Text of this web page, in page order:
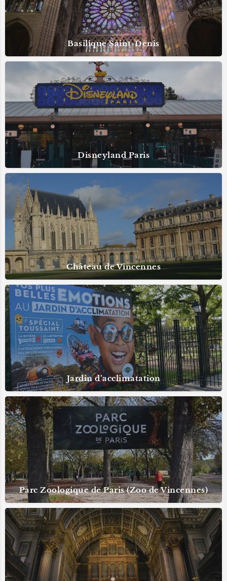
Basilique Saint-Denis
Disneyland Paris
Château de Vincennes
Jardin d’acclimatation
Parc Zoologique de Paris (Zoo de Vincennes)